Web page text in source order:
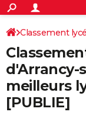
ACTUALITÉS
Politique
Société
Faits Divers
Education
Monde
Villes
+
SPORT
Coupe du monde
Football
Tennis
Cyclisme
Rugby
Forum
CULTURE
Programme TV
TNT
Streaming
Cinéma
Sorties cinéma
Musique
+
FINANCE
Retraite
Impôts
Epargne
Immobilier
Risques naturels par
Banque
Assurance
Crédit
AUTO
Classement
d'Arrancy-
meilleurs
[PUBLIE]